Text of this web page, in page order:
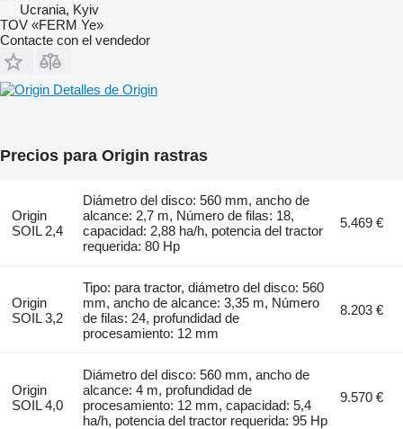
Ucrania, Kyiv
TOV «FERM Ye»
Contacte con el vendedor
Detalles de Origin
Precios para Origin rastras
Origin
SOIL 2,4
Diámetro del disco: 560 mm, ancho de
alcance: 2,7 m, Número de filas: 18,
capacidad: 2,88 ha/h, potencia del tractor
requerida: 80 Hp
5.469 €
Origin
SOIL 3,2
Tipo: para tractor, diámetro del disco: 560
mm, ancho de alcance: 3,35 m, Número
de filas: 24, profundidad de
procesamiento: 12 mm
8.203 €
Origin
SOIL 4,0
Diámetro del disco: 560 mm, ancho de
alcance: 4 m, profundidad de
procesamiento: 12 mm, capacidad: 5,4
ha/h, potencia del tractor requerida: 95 Hp
9.570 €